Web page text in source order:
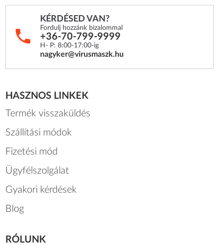
KÉRDÉSED VAN?
Fordulj hozzánk bizalommal
+36-70-799-9999
H- P: 8:00-17:00-ig
nagyker@virusmaszk.hu
HASZNOS LINKEK
Termék visszaküldés
Szállítási módok
Fizetési mód
Ügyfélszolgálat
Gyakori kérdések
Blog
RÓLUNK